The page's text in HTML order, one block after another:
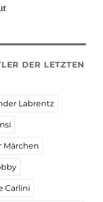
DER LETZTEN
Labrentz
Märchen
Carlini